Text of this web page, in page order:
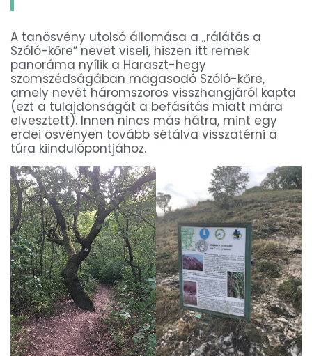
A tanösvény utolsó állomása a „rálátás a
Szóló-kőre” nevet viseli, hiszen itt remek
panoráma nyílik a Haraszt-hegy
szomszédságában magasodó Szóló-kőre,
amely nevét háromszoros visszhangjáról kapta
(ezt a tulajdonságát a befásítás miatt mára
elvesztett). Innen nincs más hátra, mint egy
erdei ösvényen tovább sétálva visszatérni a
túra kiindulópontjához.